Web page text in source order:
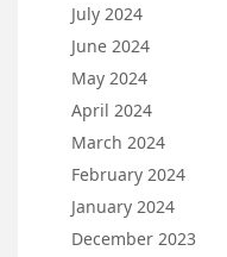
July 2024
June 2024
May 2024
April 2024
March 2024
February 2024
January 2024
December 2023